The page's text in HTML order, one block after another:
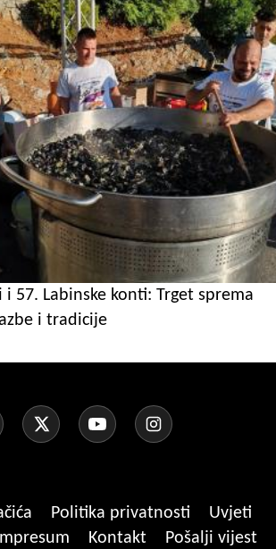
i 57. Labinske konti: Trget sprema
i tradicije
Politika privatnosti
Uvjeti
Impresum Kontakt
Pošalji vijest